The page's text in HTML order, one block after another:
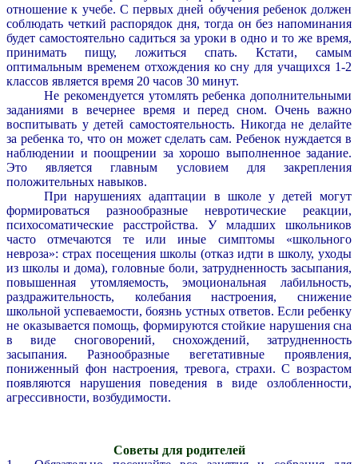
отношение к учебе. С первых дней обучения ребенок должен
соблюдать четкий распорядок дня, тогда он без напоминания
будет самостоятельно садиться за уроки в одно и то же время,
принимать пищу, ложиться спать. Кстати, самым
оптимальным временем отхождения ко сну для учащихся 1-2
классов является время 20 часов 30 минут.
Не рекомендуется утомлять ребенка дополнительными
заданиями в вечернее время и перед сном. Очень важно
воспитывать у детей самостоятельность. Никогда не делайте
за ребенка то, что он может сделать сам. Ребенок нуждается в
наблюдении и поощрении за хорошо выполненное задание.
Это является главным условием для закрепления
положительных навыков.
При нарушениях адаптации в школе у детей могут
формироваться разнообразные невротические реакции,
психосоматические расстройства. У младших школьников
часто отмечаются те или иные симптомы «школьного
невроза»: страх посещения школы (отказ идти в школу, уходы
из школы и дома), головные боли, затрудненность засыпания,
повышенная утомляемость, эмоциональная лабильность,
раздражительность, колебания настроения, снижение
школьной успеваемости, боязнь устных ответов. Если ребенку
не оказывается помощь, формируются стойкие нарушения сна
в виде сноговорений, снохождений, затрудненность
засыпания. Разнообразные вегетативные проявления,
пониженный фон настроения, тревога, страхи. С возрастом
появляются нарушения поведения в виде озлобленности,
агрессивности, возбудимости.
Советы для родителей